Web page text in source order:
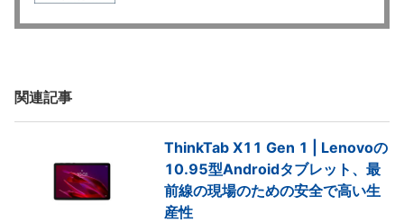
関連記事
ThinkTab X11 Gen 1 | Lenovoの
10.95型Androidタブレット、最
前線の現場のための安全で高い生
産性